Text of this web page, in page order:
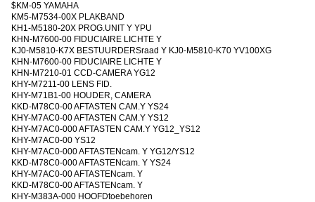
$KM-05 YAMAHA
KM5-M7534-00X PLAKBAND
KH1-M5180-20X PROG.UNIT Y YPU
KHN-M7600-00 FIDUCIAIRE LICHTE Y
KJ0-M5810-K7X BESTUURDERSraad Y KJ0-M5810-K70 YV100XG
KHN-M7600-00 FIDUCIAIRE LICHTE Y
KHN-M7210-01 CCD-CAMERA YG12
KHY-M7211-00 LENS FID.
KHY-M71B1-00 HOUDER, CAMERA
KKD-M78C0-00 AFTASTEN CAM.Y YS24
KHY-M7AC0-00 AFTASTEN CAM.Y YS12
KHY-M7AC0-000 AFTASTEN CAM.Y YG12_YS12
KHY-M7AC0-00 YS12
KHY-M7AC0-000 AFTASTENcam. Y YG12/YS12
KKD-M78C0-000 AFTASTENcam. Y YS24
KHY-M7AC0-00 AFTASTENcam. Y
KKD-M78C0-00 AFTASTENcam. Y
KHY-M383A-000 HOOFDtoebehoren